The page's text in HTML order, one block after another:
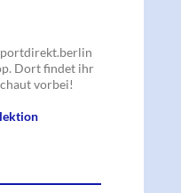
Dort findet ihr
vorbei!